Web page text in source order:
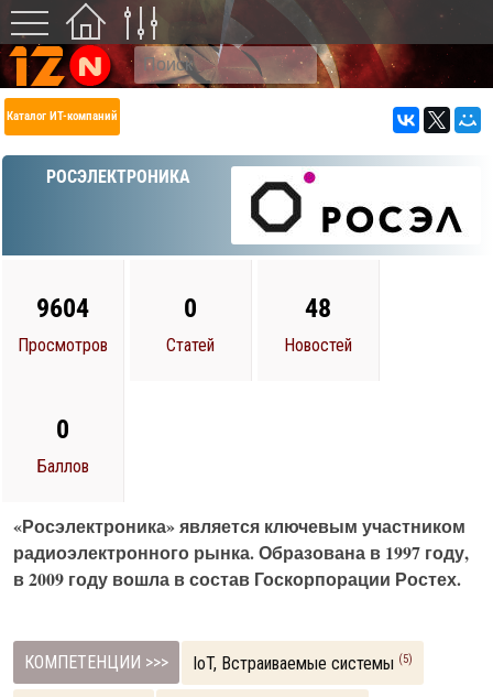
Каталог ИТ-компаний
РОСЭЛЕКТРОНИКА
9604
Просмотров
0
Статей
48
Новостей
0
Баллов
«Росэлектроника» является ключевым участником
радиоэлектронного рынка. Образована в 1997 году,
в 2009 году вошла в состав Госкорпорации Ростех.
КОМПЕТЕНЦИИ >>> IoT, Встраиваемые системы (5)